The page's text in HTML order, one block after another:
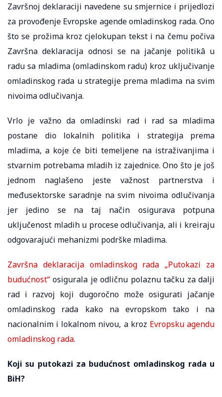
Završnoj deklaraciji navedene su smjernice i prijedlozi
za provođenje Evropske agende omladinskog rada. Ono
što se prožima kroz cjelokupan tekst i na čemu počiva
Završna deklaracija odnosi se na jačanje politikâ u
radu sa mladima (omladinskom radu) kroz uključivanje
omladinskog rada u strategije prema mladima na svim
nivoima odlučivanja.
Vrlo je važno da omladinski rad i rad sa mladima
postane dio lokalnih politika i strategija prema
mladima, a koje će biti temeljene na istraživanjima i
stvarnim potrebama mladih iz zajednice. Ono što je još
jednom naglašeno jeste važnost partnerstva i
međusektorske saradnje na svim nivoima odlučivanja
jer jedino se na taj način osigurava potpuna
uključenost mladih u procese odlučivanja, ali i kreiraju
odgovarajući mehanizmi podrške mladima.
Završna deklaracija omladinskog rada „Putokazi za
budućnost“ osigurala je odličnu polaznu tačku za dalji
rad i razvoj koji dugoročno može osigurati jačanje
omladinskog rada kako na evropskom tako i na
nacionalnim i lokalnom nivou, a kroz Evropsku agendu
omladinskog rada.
Koji su putokazi za budućnost omladinskog rada u
BiH?